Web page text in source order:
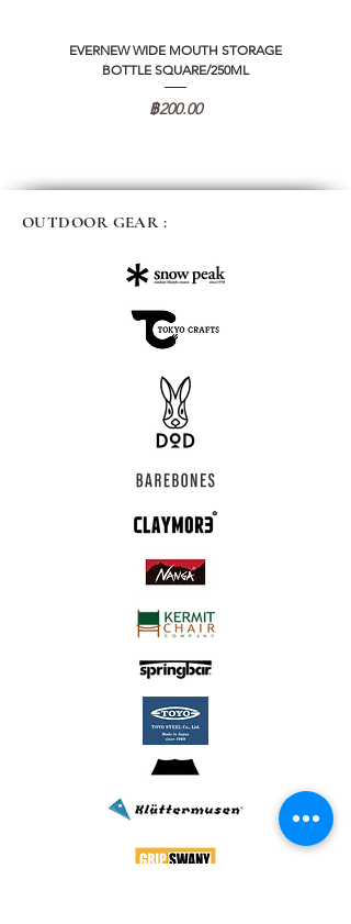
EVERNEW WIDE MOUTH STORAGE
BOTTLE SQUARE/250ML
ราคา
฿200.00
OUTDOOR GEAR :